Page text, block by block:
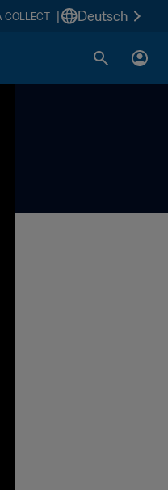
COLLECT Deutsch